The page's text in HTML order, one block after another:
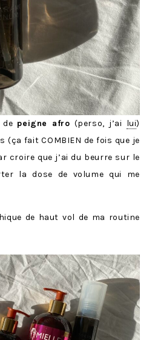
peigne afro (perso, j’ai lui)
(ça fait COMBIEN de fois que je
croire que j’ai du beurre sur le
la dose de volume qui me
de haut vol de ma routine